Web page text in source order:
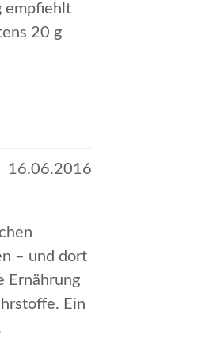
empfiehlt
20 g
16.06.2016
– und dort
Ernährung
Ein